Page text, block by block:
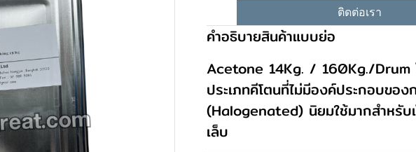
ติดต่อเรา
คำอธิบายสินค้าแบบย่อ
Acetone 14Kg. / 160Kg./Drum
ประเภทคีโตนที่ไม่มีองค์ประกอบของ
(Halogenated) นิยมใช้มากสำหรับ
เล็บ